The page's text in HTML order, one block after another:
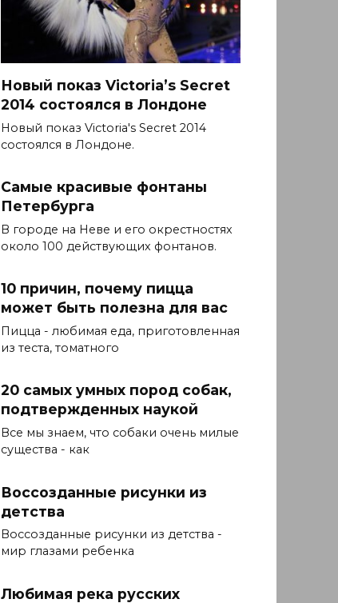
Новый показ Victoria’s Secret
2014 состоялся в Лондоне
Новый показ Victoria's Secret 2014
состоялся в Лондоне.
Самые красивые фонтаны
Петербурга
В городе на Неве и его окрестностях
около 100 действующих фонтанов.
10 причин, почему пицца
может быть полезна для вас
Пицца - любимая еда, приготовленная
из теста, томатного
20 самых умных пород собак,
подтвержденных наукой
Все мы знаем, что собаки очень милые
существа - как
Воссозданные рисунки из
детства
Воссозданные рисунки из детства -
мир глазами ребенка
Любимая река русских